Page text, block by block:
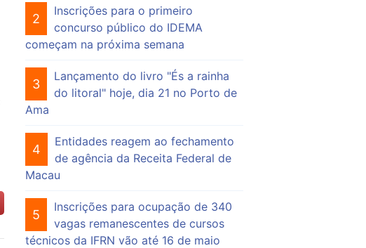
2
Inscrições para o primeiro
concurso público do IDEMA
começam na próxima semana
3
Lançamento do livro "És a rainha
do litoral" hoje, dia 21 no Porto de
Ama
4
Entidades reagem ao fechamento
de agência da Receita Federal de
Macau
5
Inscrições para ocupação de 340
vagas remanescentes de cursos
técnicos da IFRN vão até 16 de maio